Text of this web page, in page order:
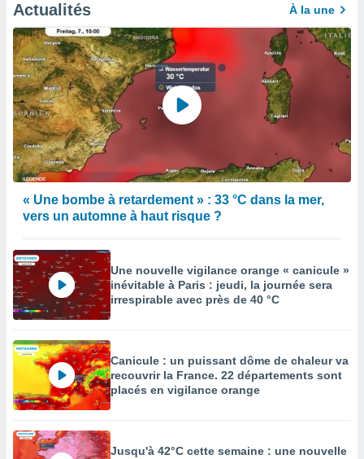
Actualités À la une
« Une bombe à retardement » : 33 °C dans la mer,
vers un automne à haut risque ?
Une nouvelle vigilance orange « canicule »
inévitable à Paris : jeudi, la journée sera
irrespirable avec près de 40 °C
Canicule : un puissant dôme de chaleur va
recouvrir la France. 22 départements sont
placés en vigilance orange
Jusqu'à 42°C cette semaine : une nouvelle